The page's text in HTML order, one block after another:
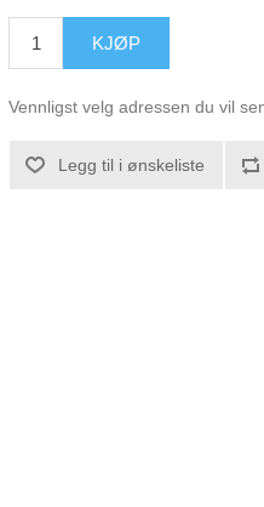
KJØP
Vennligst velg adressen du vil
Legg til i ønskeliste